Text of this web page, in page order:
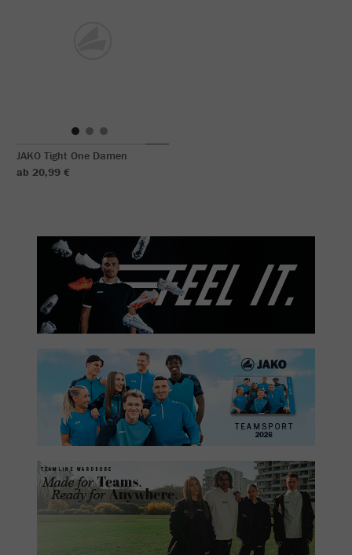
JAKO Tight One Damen
ab 20,99 €